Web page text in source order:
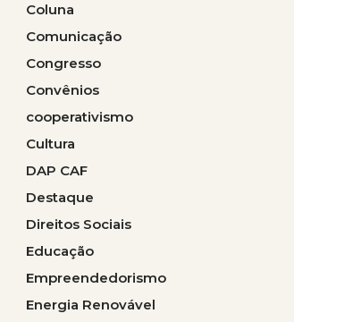
Coluna
Comunicação
Congresso
Convênios
cooperativismo
Cultura
DAP CAF
Destaque
Direitos Sociais
Educação
Empreendedorismo
Energia Renovável